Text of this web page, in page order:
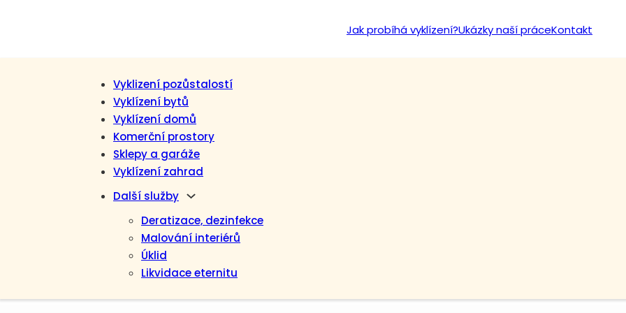
Jak probíhá vyklízení?Ukázky naší práceKontakt
Vyklizení pozůstalostí
Vyklízení bytů
Vyklízení domů
Komerční prostory
Sklepy a garáže
Vyklízení zahrad
Další služby
Deratizace, dezinfekce
Malování interiérů
Úklid
Likvidace eternitu